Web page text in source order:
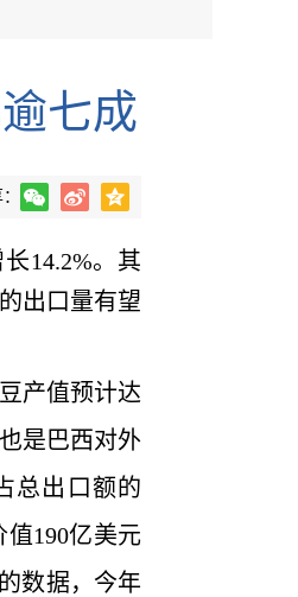
七成
14.2%。其
出口量有望
产值预计达
是巴西对外
总出口额的
190亿美元
数据，今年